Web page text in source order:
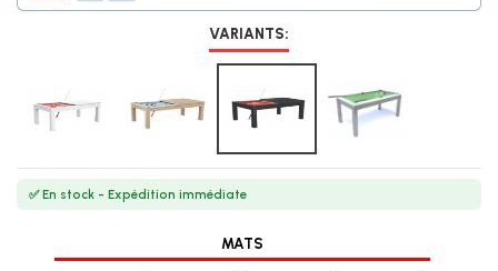
VARIANTS:
✅ En stock - Expédition immédiate
MATS